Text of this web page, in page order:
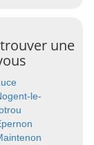
une
le-